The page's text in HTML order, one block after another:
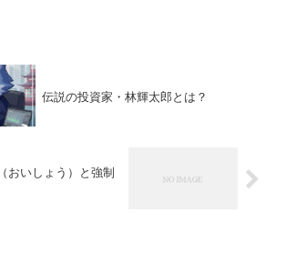
伝説の投資家・林輝太郎とは？
おいしょう）と強制